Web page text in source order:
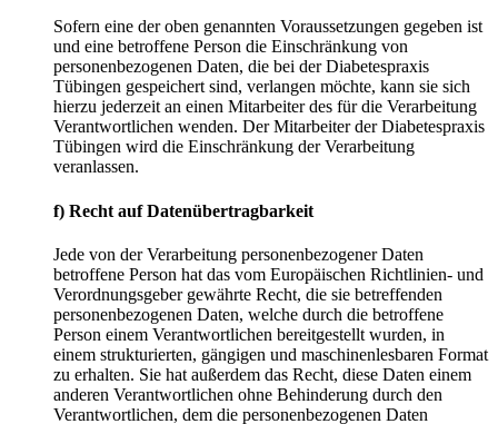
Sofern eine der oben genannten Voraussetzungen gegeben ist
und eine betroffene Person die Einschränkung von
personenbezogenen Daten, die bei der Diabetespraxis
Tübingen gespeichert sind, verlangen möchte, kann sie sich
hierzu jederzeit an einen Mitarbeiter des für die Verarbeitung
Verantwortlichen wenden. Der Mitarbeiter der Diabetespraxis
Tübingen wird die Einschränkung der Verarbeitung
veranlassen.
f) Recht auf Datenübertragbarkeit
Jede von der Verarbeitung personenbezogener Daten
betroffene Person hat das vom Europäischen Richtlinien- und
Verordnungsgeber gewährte Recht, die sie betreffenden
personenbezogenen Daten, welche durch die betroffene
Person einem Verantwortlichen bereitgestellt wurden, in
einem strukturierten, gängigen und maschinenlesbaren Format
zu erhalten. Sie hat außerdem das Recht, diese Daten einem
anderen Verantwortlichen ohne Behinderung durch den
Verantwortlichen, dem die personenbezogenen Daten